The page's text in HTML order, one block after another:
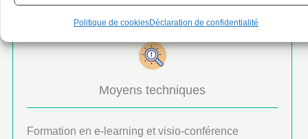
Politique de cookiesDéclaration de confidentialité
Moyens techniques
Formation en e-learning et visio-conférence